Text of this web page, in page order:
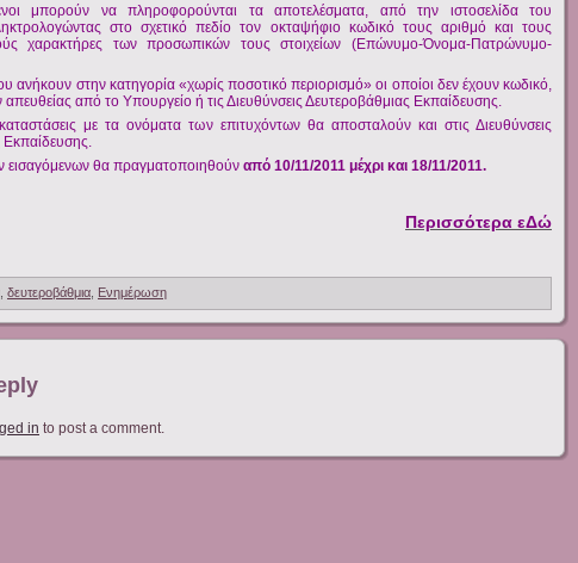
μπορούν να πληροφορούνται τα αποτελέσματα, από την ιστοσελίδα του
στο σχετικό πεδίο τον οκταψήφιο κωδικό τους αριθμό και τους
χαρακτήρες των προσωπικών τους στοιχείων (Επώνυμο-Όνομα-Πατρώνυμο-
ανήκουν στην κατηγορία «χωρίς ποσοτικό περιορισμό» οι οποίοι δεν έχουν κωδικό,
από το Υπουργείο ή τις Διευθύνσεις Δευτεροβάθμιας Εκπαίδευσης.
με τα ονόματα των επιτυχόντων θα αποσταλούν και στις Διευθύνσεις
εισαγόμενων θα πραγματοποιηθούν από 10/11/2011 μέχρι και 18/11/2011.
Περισσότερα εΔώ
δευτεροβάθμια Ενημέρωση
in to post a comment.